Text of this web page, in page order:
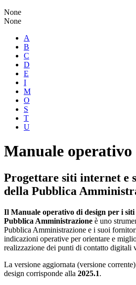
None
None
A
B
C
D
E
I
M
O
S
T
U
Manuale operativo
Progettare siti internet e
della Pubblica
Il Manuale operativo di design per i
Pubblica Amministrazione è uno
Pubblica Amministrazione e i suoi
indicazioni operative per orientare e
realizzazione dei punti di contatto digitali
La versione aggiornata (versione
design corrisponde alla 2025.1.